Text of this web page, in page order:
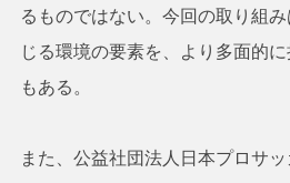
るものではない。今回の取り組
じる環境の要素を、より多面的
もある。
また、公益社団法人日本プロサ